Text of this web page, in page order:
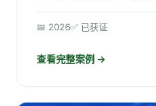
📅 2026✅ 已获证
查看完整案例 →